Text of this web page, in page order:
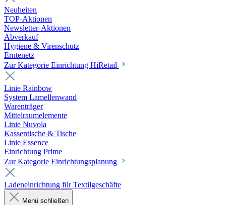
Neuheiten
TOP-Aktionen
Newsletter-Aktionen
Abverkauf
Hygiene & Virenschutz
Erntenetz
Zur Kategorie Einrichtung HiRetail
Linie Rainbow
System Lamellenwand
Warenträger
Mittelraumelemente
Linie Nuvola
Kassentische & Tische
Linie Essence
Einrichtung Prime
Zur Kategorie Einrichtungsplanung
Ladeneinrichtung für Textilgeschäfte
Menü schließen